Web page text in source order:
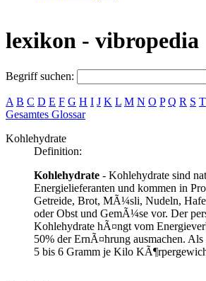
lexikon - vibropedia
Begriff suchen:
A B C D E F G H I J K L M N O P Q R S T
Gesamtes Glossar
Kohlehydrate
Definition:
Kohlehydrate - Kohlehydrate sind
Energielieferanten und kommen in
Getreide, Brot, MÃ¼sli, Nudeln,
oder Obst und GemÃ¼se vor. Der
Kohlehydrate hÃ¤ngt vom
50% der ErnÃ¤hrung ausmachen.
5 bis 6 Gramm je Kilo